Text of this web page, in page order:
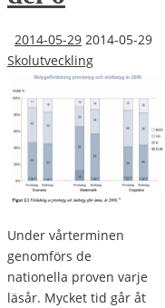
2014-05-29 2014-05-29
Skolutveckling
Under vårterminen
genomförs de
nationella proven varje
läsår. Mycket tid går åt